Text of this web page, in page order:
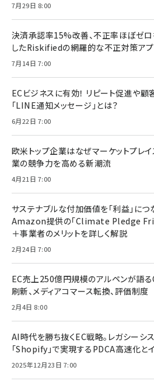
7月29日 8:00
決済承認率15%改善、不正率ほぼゼロ
したRiskifiedの網羅的な不正対策ア
7月14日 7:00
ECビジネスに有効！ リピート促進や
「LINE通知メッセージ」とは？
6月22日 7:00
欧米トップ企業はなぜマーケットプレ
業の競争力を高める新潮流
4月21日 7:00
サステナブルな付加価値を「利益」に
Amazon提供の「Climate Pledge
＋事業者のメリットを詳しく解説
2月24日 7:00
EC売上250億円規模のアルペンが語
刷新、メディアコマース転換、評価制度
2月4日 8:00
AI時代を勝ち抜くEC戦略。レガシーシ
「Shopify」で実現するPDCA高速化と
2025年12月23日 7:00